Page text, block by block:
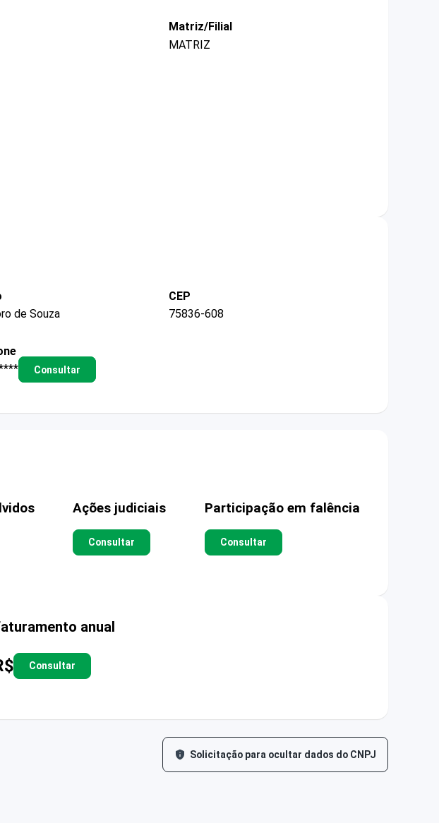
Matriz/Filial
MATRIZ
de Souza
CEP
75836-608
Consultar
Ações judiciais
Consultar
Participação em falência
Consultar
anual
Consultar
Solicitação para ocultar dados do CNPJ